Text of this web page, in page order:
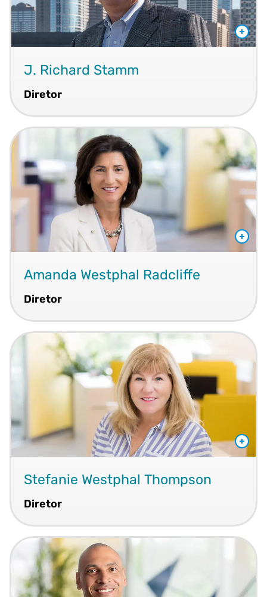
J. Richard Stamm
Diretor
Amanda Westphal Radcliffe
Diretor
Stefanie Westphal Thompson
Diretor